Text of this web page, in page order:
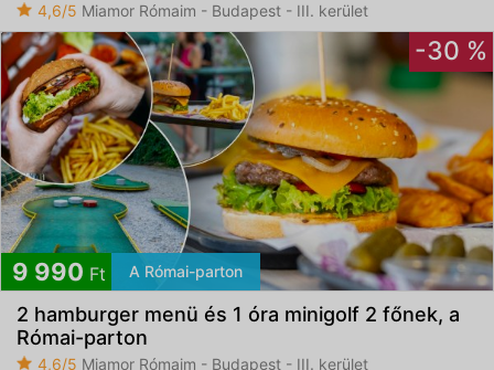
4,6/5 Miamor Rómaim - Budapest - III. kerület
-30 %
9 990 Ft A Római-parton
2 hamburger menü és 1 óra minigolf 2 főnek, a
Római-parton
4,6/5 Miamor Rómaim - Budapest - III. kerület